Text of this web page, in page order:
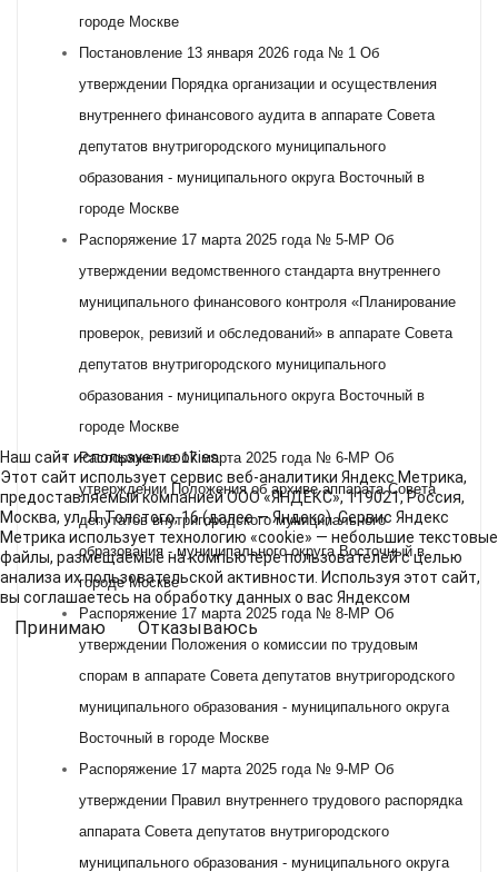
городе Москве
Постановление 13 января 2026 года № 1 Об
утверждении Порядка организации и осуществления
внутреннего финансового аудита в аппарате Совета
депутатов внутригородского муниципального
образования - муниципального округа Восточный в
городе Москве
Распоряжение 17 марта 2025 года № 5-МР Об
утверждении ведомственного стандарта внутреннего
муниципального финансового контроля «Планирование
проверок, ревизий и обследований» в аппарате Совета
депутатов внутригородского муниципального
образования - муниципального округа Восточный в
городе Москве
Распоряжение 17 марта 2025 года № 6-МР Об
утверждении Положения об архиве аппарата Совета
депутатов внутригородского муниципального
образования - муниципального округа Восточный в
городе Москве
Распоряжение 17 марта 2025 года № 8-МР Об
утверждении Положения о комиссии по трудовым
спорам в аппарате Совета депутатов внутригородского
муниципального образования - муниципального округа
Восточный в городе Москве
Распоряжение 17 марта 2025 года № 9-МР Об
утверждении Правил внутреннего трудового распорядка
аппарата Совета депутатов внутригородского
муниципального образования - муниципального округа
Наш сайт использует cookies
Этот сайт использует сервис веб-аналитики Яндекс Метрика,
предоставляемый компанией ООО «ЯНДЕКС», 119021, Россия,
Москва, ул. Л. Толстого, 16 (далее — Яндекс). Сервис Яндекс
Метрика использует технологию «cookie» — небольшие текстовые
файлы, размещаемые на компьютере пользователей с целью
анализа их пользовательской активности. Используя этот сайт,
вы соглашаетесь на обработку данных о вас Яндексом
Принимаю Отказываюсь